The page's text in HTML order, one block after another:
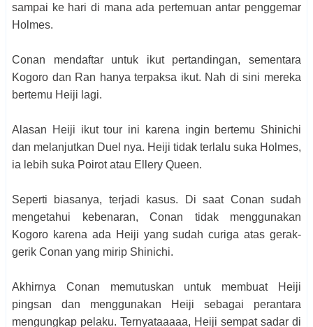
sampai ke hari di mana ada pertemuan antar penggemar
Holmes.
Conan mendaftar untuk ikut pertandingan, sementara
Kogoro dan Ran hanya terpaksa ikut. Nah di sini mereka
bertemu Heiji lagi.
Alasan Heiji ikut tour ini karena ingin bertemu Shinichi
dan melanjutkan Duel nya. Heiji tidak terlalu suka Holmes,
ia lebih suka Poirot atau Ellery Queen.
Seperti biasanya, terjadi kasus. Di saat Conan sudah
mengetahui kebenaran, Conan tidak menggunakan
Kogoro karena ada Heiji yang sudah curiga atas gerak-
gerik Conan yang mirip Shinichi.
Akhirnya Conan memutuskan untuk membuat Heiji
pingsan dan menggunakan Heiji sebagai perantara
mengungkap pelaku. Ternyataaaaa, Heiji sempat sadar di